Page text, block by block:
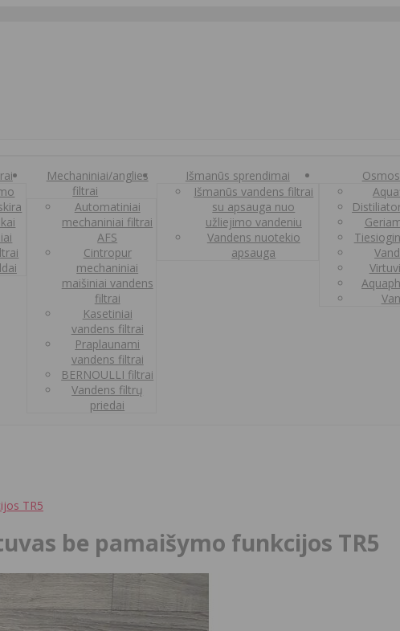
Mechaniniai/anglies
filtrai
Automatiniai
mechaniniai filtrai
AFS
Cintropur
mechaniniai
maišiniai vandens
filtrai
Kasetiniai
vandens filtrai
Praplaunami
vandens filtrai
BERNOULLI filtrai
Vandens filtrų
priedai
Išmanūs sprendimai
Išmanūs vandens filtrai
su apsauga nuo
užliejimo vandeniu
Vandens nuotekio
apsauga
TR5
be pamaišymo funkcijos TR5